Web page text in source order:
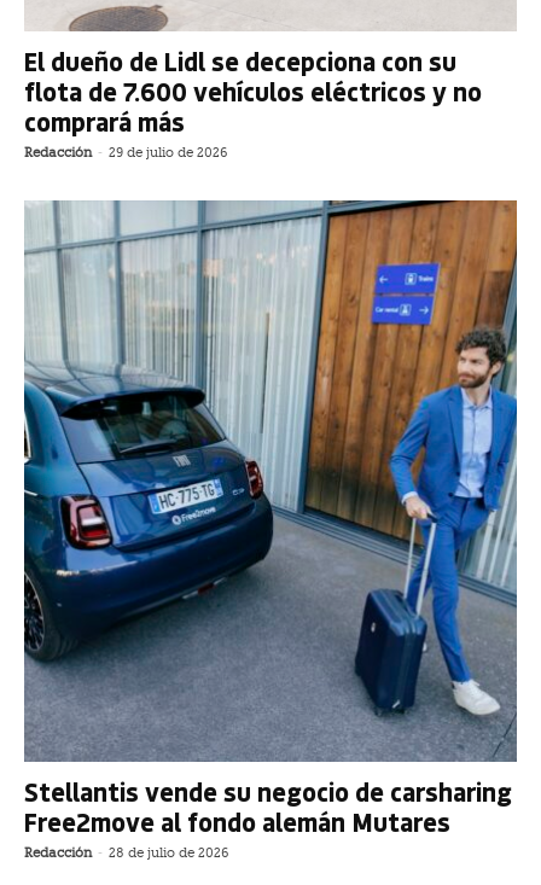
El dueño de Lidl se decepciona con su
flota de 7.600 vehículos eléctricos y no
comprará más
Redacción - 29 de julio de 2026
Stellantis vende su negocio de carsharing
Free2move al fondo alemán Mutares
Redacción - 28 de julio de 2026